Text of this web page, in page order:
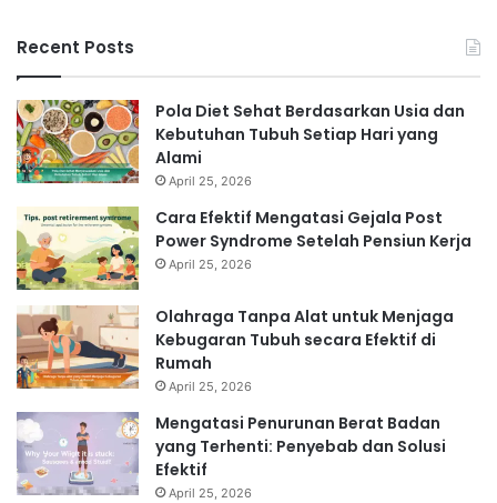
Recent Posts
Pola Diet Sehat Berdasarkan Usia dan
Kebutuhan Tubuh Setiap Hari yang
Alami
April 25, 2026
Cara Efektif Mengatasi Gejala Post
Power Syndrome Setelah Pensiun Kerja
April 25, 2026
Olahraga Tanpa Alat untuk Menjaga
Kebugaran Tubuh secara Efektif di
Rumah
April 25, 2026
Mengatasi Penurunan Berat Badan
yang Terhenti: Penyebab dan Solusi
Efektif
April 25, 2026